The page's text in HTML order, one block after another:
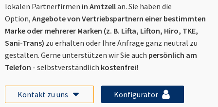
lokalen Partnerfirmen in Amtzellan. Sie haben die
Option, Angebote von Vertriebspartnern einer bestimmten
Marke oder mehrerer Marken (z. B. Lifta, Lifton, Hiro, TKE,
Sani-Trans) zu erhalten oder Ihre Anfrage ganz neutral zu
gestalten. Gerne unterstützen wir Sie auch persönlich am
Telefon - selbstverständlich kostenfrei!
Kontakt zu uns Konfigurator